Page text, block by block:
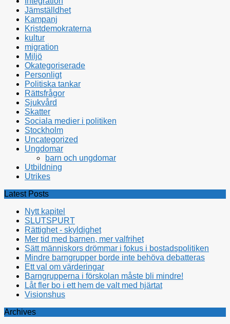
Jämställdhet
Kampanj
Kristdemokraterna
kultur
migration
Miljö
Okategoriserade
Personligt
Politiska tankar
Rättsfrågor
Sjukvård
Skatter
Sociala medier i politiken
Stockholm
Uncategorized
Ungdomar
barn och ungdomar
Utbildning
Utrikes
Latest Posts
Nytt kapitel
SLUTSPURT
Rättighet - skyldighet
Mer tid med barnen, mer valfrihet
Sätt människors drömmar i fokus i bostadspolitiken
Mindre barngrupper borde inte behöva debatteras
Ett val om värderingar
Barngrupperna i förskolan måste bli mindre!
Låt fler bo i ett hem de valt med hjärtat
Visionshus
Archives